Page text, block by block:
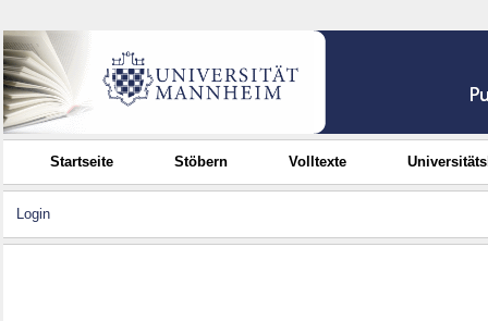
Startseite Stöbern Volltexte
Login